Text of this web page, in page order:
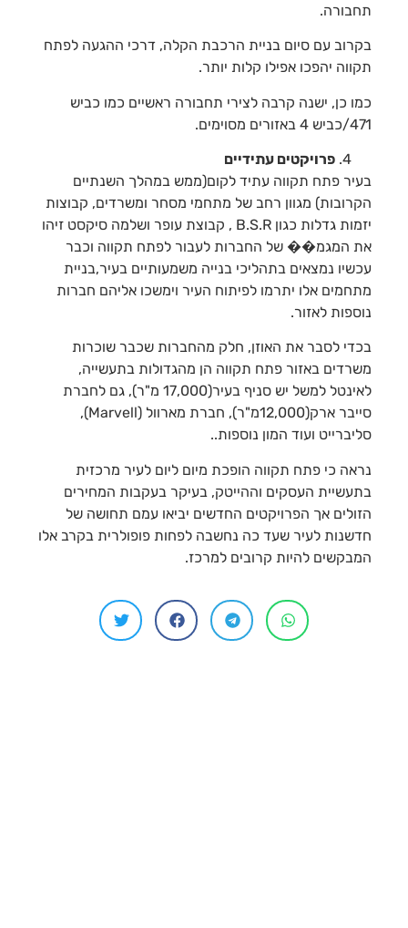
תחבורה.
בקרוב עם סיום בניית הרכבת הקלה, דרכי ההגעה לפתח
תקווה יהפכו אפילו קלות יותר.
כמו כן, ישנה קרבה לצירי תחבורה ראשיים כמו כביש
471/כביש 4 באזורים מסוימים.
פרויקטים עתידיים
בעיר פתח תקווה עתיד לקום(ממש במהלך השנתיים
הקרובות) מגוון רחב של מתחמי מסחר ומשרדים, קבוצות
יזמות גדלות כגון B.S.R , קבוצת עופר ושלמה סיקסט זיהו
את המגמ�� של החברות לעבור לפתח תקווה וכבר
עכשיו נמצאים בתהליכי בנייה משמעותיים בעיר,בניית
מתחמים אלו יתרמו לפיתוח העיר וימשכו אליהם חברות
נוספות לאזור.
בכדי לסבר את האוזן, חלק מהחברות שכבר שוכרות
משרדים באזור פתח תקווה הן מהגדולות בתעשייה,
לאינטל למשל יש סניף בעיר(17,000 מ"ר), גם לחברת
סייבר ארק(12,000מ"ר), חברת מארוול (Marvell),
סליברייט ועוד המון נוספות..
נראה כי פתח תקווה הופכת מיום ליום לעיר מרכזית
בתעשיית העסקים וההייטק, בעיקר בעקבות המחירים
הזולים אך הפרויקטים החדשים יביאו עמם תחושה של
חדשנות לעיר שעד כה נחשבה לפחות פופולרית בקרב אלו
המבקשים להיות קרובים למרכז.